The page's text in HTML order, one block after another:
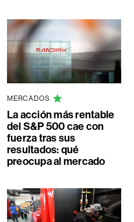
MERCADOS
La acción más rentable
del S&P 500 cae con
fuerza tras sus
resultados: qué
preocupa al mercado